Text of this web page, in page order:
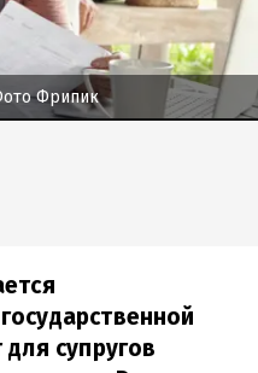
Фрипик
супругов